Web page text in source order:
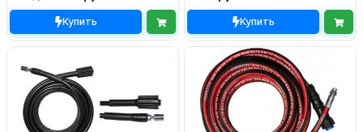
Купить Купить